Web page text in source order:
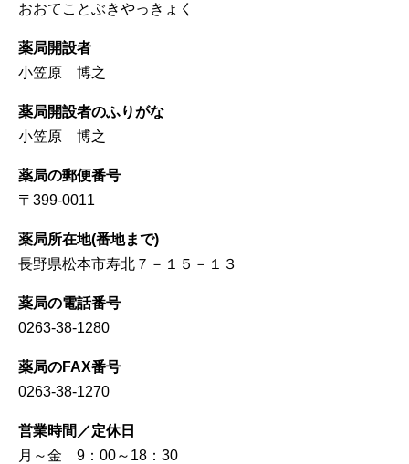
おおてことぶきやっきょく
薬局開設者
小笠原 博之
薬局開設者のふりがな
小笠原 博之
薬局の郵便番号
〒399-0011
薬局所在地(番地まで)
長野県松本市寿北７－１５－１３
薬局の電話番号
0263-38-1280
薬局のFAX番号
0263-38-1270
営業時間／定休日
月～金 9：00～18：30